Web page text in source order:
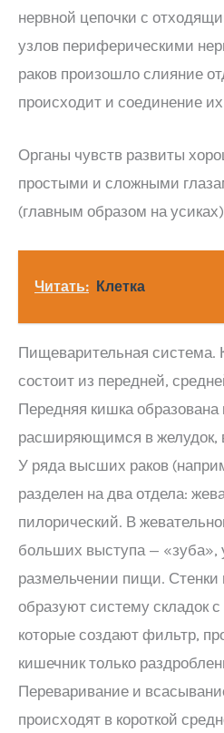
нервной цепочки с
узлов периферическими
раков произошло слияние
происходит и соединение
Органы чувств развиты
простыми и сложными
(главным образом на
Читать: Клетка
Пищеварительная система.
состоит из передней,
Передняя кишка
расширяющимся в желудок,
У ряда высших раков
разделен на два отдела:
пилорический. В
больших выступа — «зуба»,
размельчении пищи. Стенки
образуют систему складок
которые создают фильтр,
кишечник только
Переваривание и
происходят в короткой